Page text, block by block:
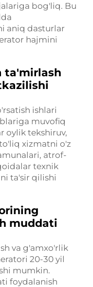
bog'liq. Bu
aniq dasturlar
hajmini
ta'mirlash
ishlari
muvofiq
oylik tekshiruv,
xizmatni o'z
atrof-
texnik
ta'sir qilishi
muddati
va g'amxo'rlik
20-30 yil
mumkin.
foydalanish